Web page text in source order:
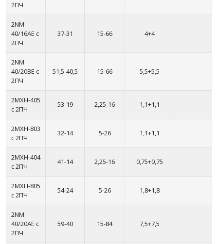
2ПЧ
2NM
40/16AE с
2ПЧ
37-31 15-66 4+4
2NM
40/20ВE с
2ПЧ
51,5-40,5 15-66 5,5+5,5
2MXH-405
с 2ПЧ
53-19 2,25-16 1,1+1,1
2MXH-803
с 2ПЧ
32-14 5-26 1,1+1,1
2MXH-404
с 2ПЧ
41-14 2,25-16 0,75+0,75
2MXH-805
с 2ПЧ
54-24 5-26 1,8+1,8
2NM
40/20AE с
2ПЧ
59-40 15-84 7,5+7,5